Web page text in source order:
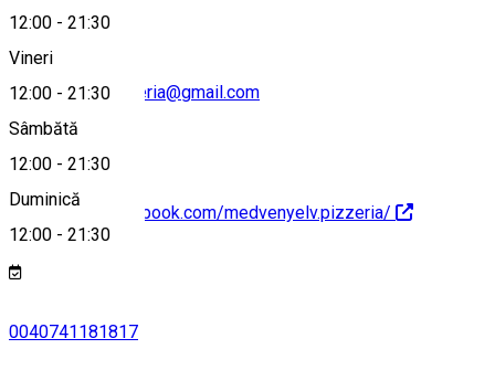
12:00 - 21:30
Vineri
12:00 - 21:30
Sâmbătă
12:00 - 21:30
Duminică
12:00 - 21:30
medvenyelvpizzeria@gmail.com
https://www.facebook.com/medvenyelv.pizzeria/
0040741181817